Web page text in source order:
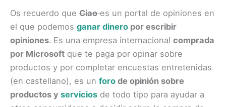
Os recuerdo que Ciao es un portal de opiniones en
el que podemos ganar dinero por escribir
opiniones. Es una empresa internacional comprada
por Microsoft que te paga por opinar sobre
productos y por completar encuestas entretenidas
(en castellano), es un foro de opinión sobre
productos y servicios de todo tipo para ayudar a